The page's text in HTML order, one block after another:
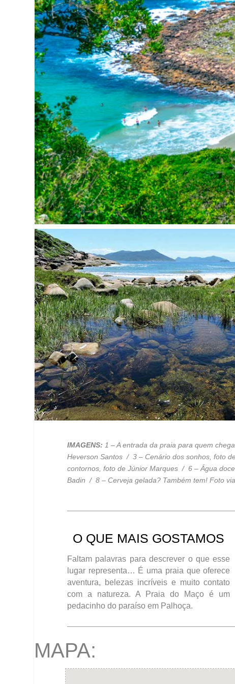
IMAGENS: 1 – A entrada da praia para quem
Heverson Santos / 3 – Cenário dos sonhos, foto
contornos, foto de Júnior Marques / 6 – Água
Badin / 8 – Cerveja gelada? Também tem! Foto
O QUE MAIS GOSTAMOS
Faltam palavras para descrever o que esse
lugar representa… É uma praia que oferece
aventura, belezas incríveis e muito contato
com a natureza. A Praia do Maço é um
pedacinho do paraíso em Palhoça.
MAPA: